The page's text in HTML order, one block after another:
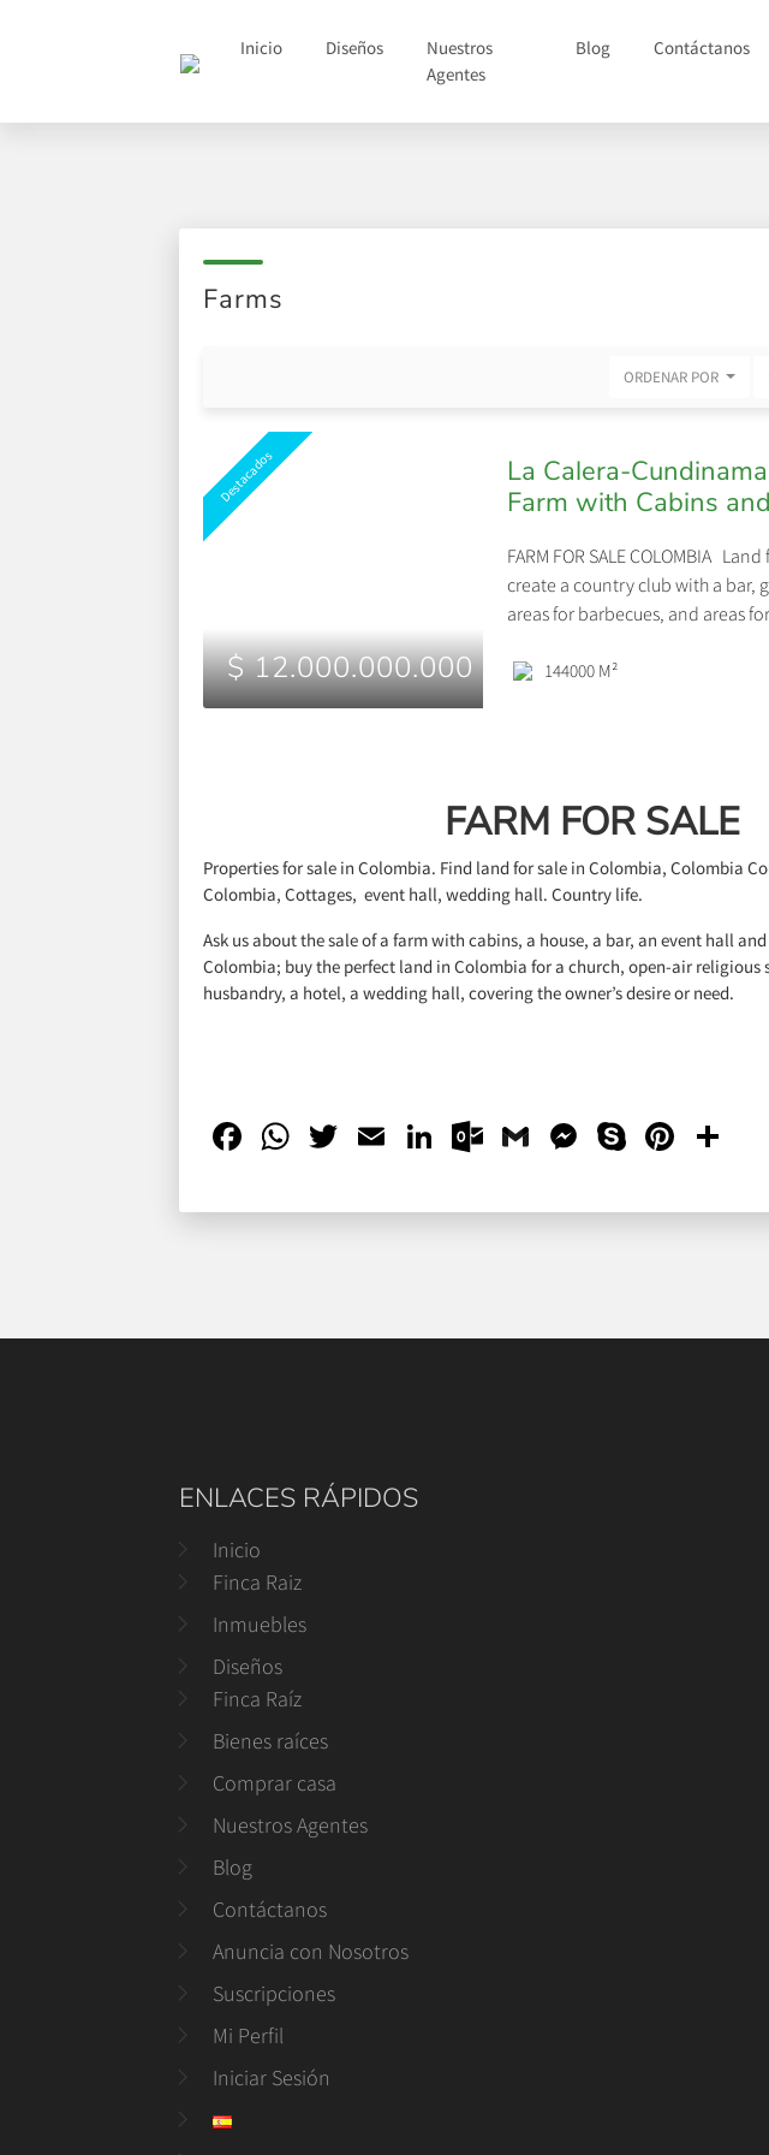
Inicio Diseños
Nuestros
Agentes
Blog Contáctanos
Farms
ORDENAR POR
Destacados
$ 12.000.000.000
La Calera-
Farm with Cabins
FARM FOR SALE COLOMBIA
create a country club with a bar,
areas for barbecues, and areas
Cundinamarca Colombia.
144000 M²
FARM FOR SALE
Properties for sale in Colombia. Find land for sale in Colombia, Colombia
Colombia, Cottages, event hall, wedding hall. Country life.
Ask us about the sale of a farm with cabins, a house, a bar, an event hall
Colombia; buy the perfect land in Colombia for a church, open-air
husbandry, a hotel, a wedding hall, covering the owner’s desire or need.
Facebook
WhatsApp
Twitter
EmailLinkedIn
Outlook.com
GmailMessenger
Skype
ENLACES RÁPIDOS
Inicio
Finca Raiz
Inmuebles
Diseños
Finca Raíz
Bienes raíces
Comprar casa
Nuestros Agentes
Blog
Contáctanos
Anuncia con Nosotros
Suscripciones
Mi Perfil
Iniciar Sesión